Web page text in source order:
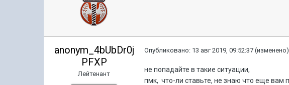
anonym_4bUbDr0j
PFXP
Лейтенант
Опубликовано: 13 авг 2019, 09:52:37 (изменено)
не попадайте в такие ситуации,
пмк, что-ли ставьте, не знаю что еще вам